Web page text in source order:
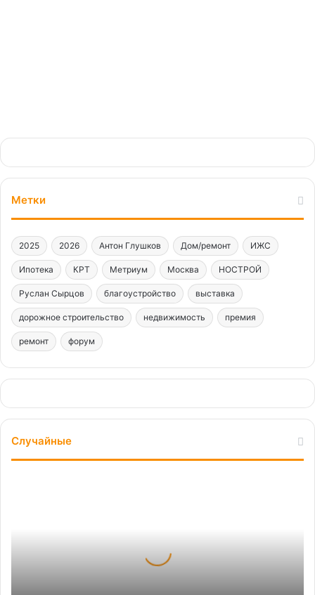
Метки
2025 2026 Антон Глушков Дом/ремонт ИЖС
Ипотека КРТ Метриум Москва НОСТРОЙ
Руслан Сырцов благоустройство выставка
дорожное строительство недвижимость премия
ремонт форум
Случайные